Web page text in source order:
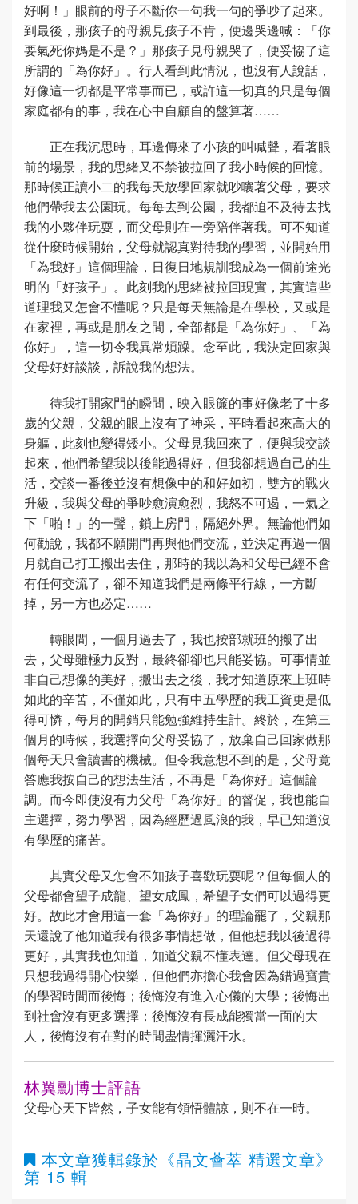
好啊！」眼前的母子不斷你一句我一句的爭吵了起來。
到最後，那孩子的母親見孩子不肯，便邊哭邊喊：「你
要氣死你媽是不是？」那孩子見母親哭了，便妥協了這
所謂的「為你好」。行人看到此情況，也沒有人說話，
好像這一切都是平常事而已，或許這一切真的只是每個
家庭都有的事，我在心中自顧自的盤算著……
正在我沉思時，耳邊傳來了小孩的叫喊聲，看著眼
前的場景，我的思緒又不禁被拉回了我小時候的回憶。
那時候正讀小二的我每天放學回家就吵嚷著父母，要求
他們帶我去公園玩。每每去到公園，我都迫不及待去找
我的小夥伴玩耍，而父母則在一旁陪伴著我。可不知道
從什麼時候開始，父母就認真對待我的學習，並開始用
「為我好」這個理論，日復日地規訓我成為一個前途光
明的「好孩子」。此刻我的思緒被拉回現實，其實這些
道理我又怎會不懂呢？只是每天無論是在學校，又或是
在家裡，再或是朋友之間，全部都是「為你好」、「為
你好」，這一切令我異常煩躁。念至此，我決定回家與
父母好好談談，訴說我的想法。
待我打開家門的瞬間，映入眼簾的事好像老了十多
歲的父親，父親的眼上沒有了神采，平時看起來高大的
身軀，此刻也變得矮小。父母見我回來了，便與我交談
起來，他們希望我以後能過得好，但我卻想過自己的生
活，交談一番後並沒有想像中的和好如初，雙方的戰火
升級，我與父母的爭吵愈演愈烈，我怒不可遏，一氣之
下「啪！」的一聲，鎖上房門，隔絕外界。無論他們如
何勸說，我都不願開門再與他們交流，並決定再過一個
月就自己打工搬出去住，那時的我以為和父母已經不會
有任何交流了，卻不知道我們是兩條平行線，一方斷
掉，另一方也必定……
轉眼間，一個月過去了，我也按部就班的搬了出
去，父母雖極力反對，最終卻卻也只能妥協。可事情並
非自己想像的美好，搬出去之後，我才知道原來上班時
如此的辛苦，不僅如此，只有中五學歷的我工資更是低
得可憐，每月的開銷只能勉強維持生計。終於，在第三
個月的時候，我選擇向父母妥協了，放棄自己回家做那
個每天只會讀書的機械。但令我意想不到的是，父母竟
答應我按自己的想法生活，不再是「為你好」這個論
調。而今即使沒有力父母「為你好」的督促，我也能自
主選擇，努力學習，因為經歷過風浪的我，早已知道沒
有學歷的痛苦。
其實父母又怎會不知孩子喜歡玩耍呢？但每個人的
父母都會望子成龍、望女成鳳，希望子女們可以過得更
好。故此才會用這一套「為你好」的理論罷了，父親那
天還說了他知道我有很多事情想做，但他想我以後過得
更好，其實我也知道，知道父親不懂表達。但父母現在
只想我過得開心快樂，但他們亦擔心我會因為錯過寶貴
的學習時間而後悔；後悔沒有進入心儀的大學；後悔出
到社會沒有更多選擇；後悔沒有長成能獨當一面的大
人，後悔沒有在對的時間盡情揮灑汗水。
林翼勳博士評語
父母心天下皆然，子女能有領悟體諒，則不在一時。
本文章獲輯錄於 《晶文薈萃 精選文章》
第 15 輯